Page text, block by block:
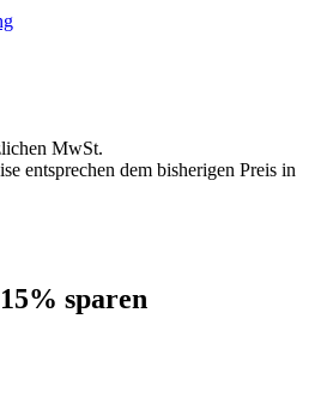
MwSt.
entsprechen dem bisherigen Preis in
sparen